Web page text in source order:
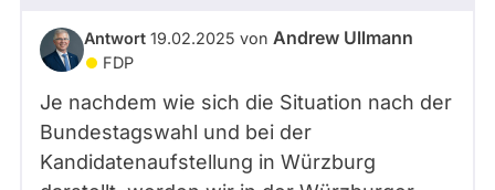
Antwort 19.02.2025 von Andrew Ullmann
FDP
Je nachdem wie sich die Situation nach der
Bundestagswahl und bei der
Kandidatenaufstellung in Würzburg